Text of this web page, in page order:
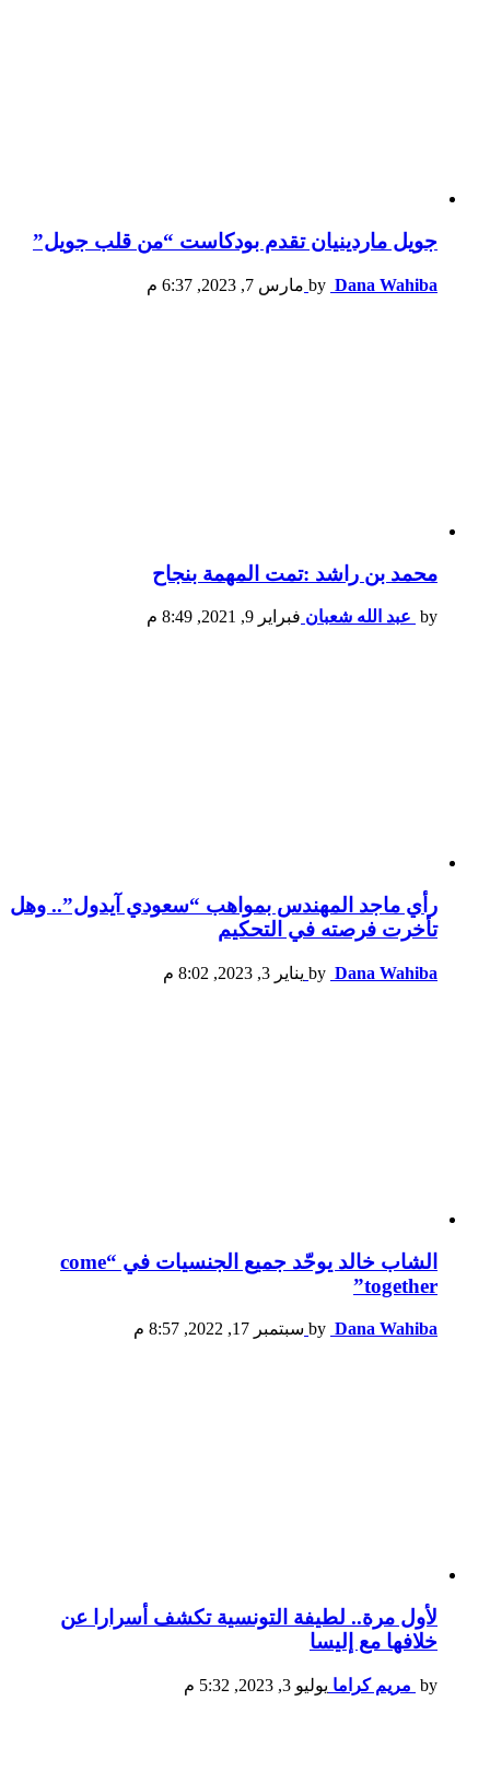
جويل ماردينيان تقدم بودكاست “من قلب جويل”
by Dana Wahiba مارس 7, 2023, 6:37 م
محمد بن راشد :تمت المهمة بنجاح
by عبد الله شعبان فبراير 9, 2021, 8:49 م
رأي ماجد المهندس بمواهب “سعودي آيدول”.. وهل
تأخرت فرصته في التحكيم
by Dana Wahiba يناير 3, 2023, 8:02 م
الشاب خالد يوحّد جميع الجنسيات في “come
together”
by Dana Wahiba سبتمبر 17, 2022, 8:57 م
لأول مرة.. لطيفة التونسية تكشف أسرارا عن
خلافها مع إليسا
by مريم كراما يوليو 3, 2023, 5:32 م